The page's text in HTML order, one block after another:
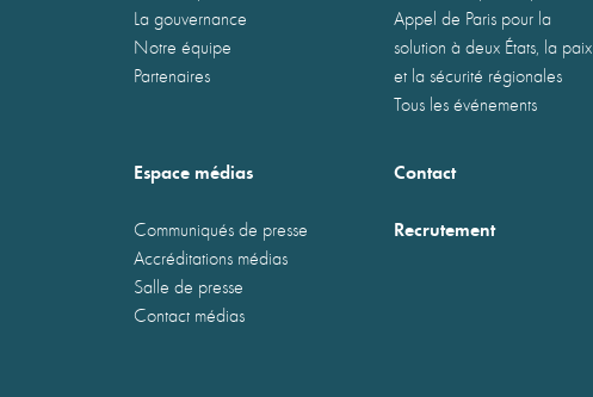
La gouvernance
Notre équipe
Partenaires
Appel de Paris pour la
solution à deux États, la paix
et la sécurité régionales
Tous les événements
Espace médias
Communiqués de presse
Accréditations médias
Salle de presse
Contact médias
Contact
Recrutement